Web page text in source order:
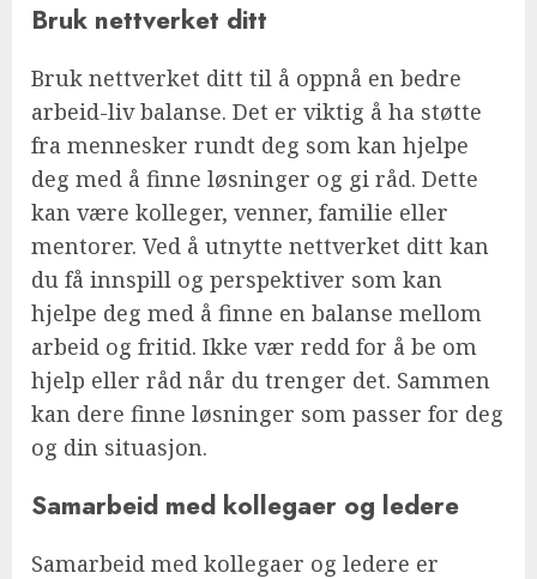
Bruk nettverket ditt
Bruk nettverket ditt til å oppnå en bedre
arbeid-liv balanse. Det er viktig å ha støtte
fra mennesker rundt deg som kan hjelpe
deg med å finne løsninger og gi råd. Dette
kan være kolleger, venner, familie eller
mentorer. Ved å utnytte nettverket ditt kan
du få innspill og perspektiver som kan
hjelpe deg med å finne en balanse mellom
arbeid og fritid. Ikke vær redd for å be om
hjelp eller råd når du trenger det. Sammen
kan dere finne løsninger som passer for deg
og din situasjon.
Samarbeid med kollegaer og ledere
Samarbeid med kollegaer og ledere er